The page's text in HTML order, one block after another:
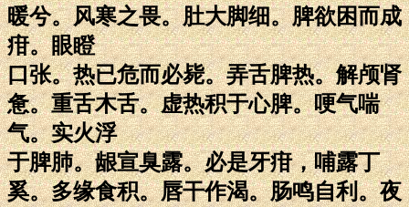
暖兮。风寒之畏。肚大脚细。脾欲困而成
疳。眼瞪
口张。热已危而必毙。弄舌脾热。解颅肾
惫。重舌木舌。虚热积于心脾。哽气喘
气。实火浮
于脾肺。龈宣臭露。必是牙疳，哺露丁
奚。多缘食积。唇干作渴。肠鸣自利。夜